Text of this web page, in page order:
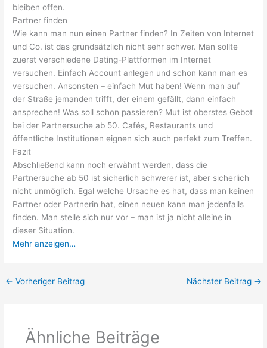
bleiben offen.
Partner finden
Wie kann man nun einen Partner finden? In Zeiten von Internet
und Co. ist das grundsätzlich nicht sehr schwer. Man sollte
zuerst verschiedene Dating-Plattformen im Internet
versuchen. Einfach Account anlegen und schon kann man es
versuchen. Ansonsten – einfach Mut haben! Wenn man auf
der Straße jemanden trifft, der einem gefällt, dann einfach
ansprechen! Was soll schon passieren? Mut ist oberstes Gebot
bei der Partnersuche ab 50. Cafés, Restaurants und
öffentliche Institutionen eignen sich auch perfekt zum Treffen.
Fazit
Abschließend kann noch erwähnt werden, dass die
Partnersuche ab 50 ist sicherlich schwerer ist, aber sicherlich
nicht unmöglich. Egal welche Ursache es hat, dass man keinen
Partner oder Partnerin hat, einen neuen kann man jedenfalls
finden. Man stelle sich nur vor – man ist ja nicht alleine in
dieser Situation.
Mehr anzeigen…
← Vorheriger Beitrag Nächster Beitrag →
Ähnliche Beiträge